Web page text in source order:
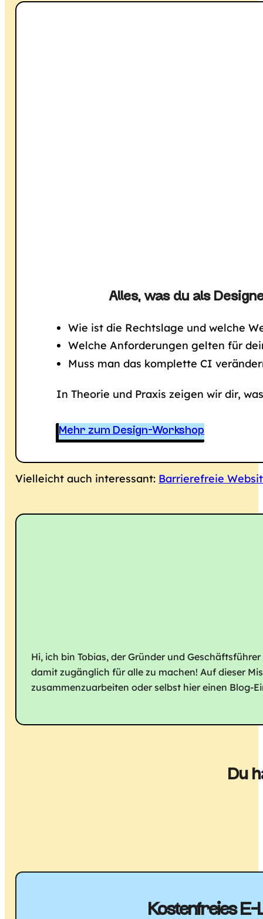
Alles, was du als
Wie ist die Rechtslage und welche
Welche Anforderungen gelten für
Muss man das komplette CI
In Theorie und Praxis zeigen wir dir,
Mehr zum Design-Workshop
Vielleicht auch interessant: Barrierefreie
Hi, ich bin Tobias, der Gründer und
damit zugänglich für alle zu machen! Auf dieser
zusammenzuarbeiten oder selbst hier einen Blog-
Du
Kostenfreies